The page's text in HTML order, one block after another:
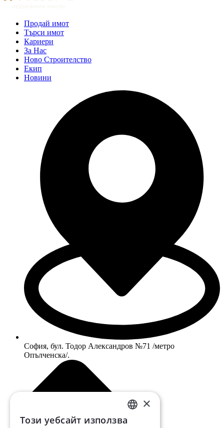
Продай имот
Търси имот
Кариери
За Нас
Ново Строителство
Екип
Новини
София, бул. Тодор Александров №71 /метро
Опълченска/.
BULGARIAN
×
Този уебсайт използва